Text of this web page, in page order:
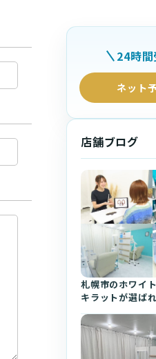
24時間
ネット
店舗ブログ
札幌市のホワイ
キラットが選ば